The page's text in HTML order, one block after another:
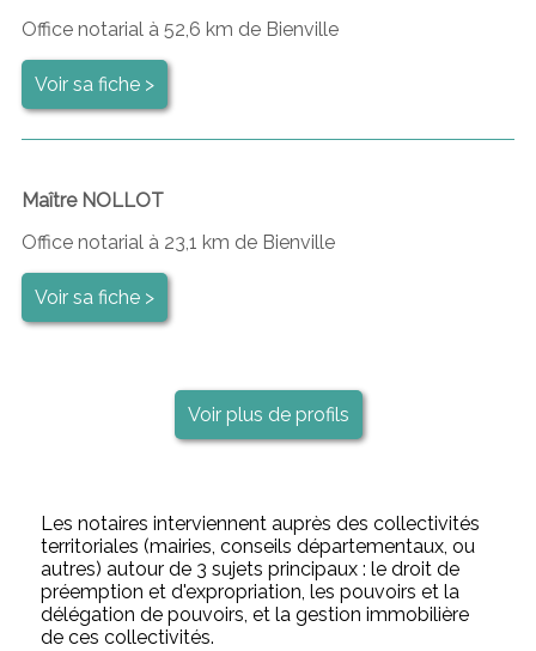
Office notarial à 52,6 km de Bienville
Voir sa fiche >
Maître NOLLOT
Office notarial à 23,1 km de Bienville
Voir sa fiche >
Voir plus de profils
Les notaires interviennent auprès des collectivités
territoriales (mairies, conseils départementaux, ou
autres) autour de 3 sujets principaux : le droit de
préemption et d'expropriation, les pouvoirs et la
délégation de pouvoirs, et la gestion immobilière
de ces collectivités.